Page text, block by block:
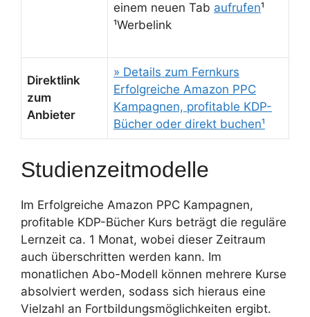
einem neuen Tab aufrufen¹
¹Werbelink
Direktlink
zum
Anbieter
» Details zum Fernkurs
Erfolgreiche Amazon PPC
Kampagnen, profitable KDP-
Bücher oder direkt buchen¹
Studienzeitmodelle
Im Erfolgreiche Amazon PPC Kampagnen,
profitable KDP-Bücher Kurs beträgt die reguläre
Lernzeit ca. 1 Monat, wobei dieser Zeitraum
auch überschritten werden kann. Im
monatlichen Abo-Modell können mehrere Kurse
absolviert werden, sodass sich hieraus eine
Vielzahl an Fortbildungsmöglichkeiten ergibt.